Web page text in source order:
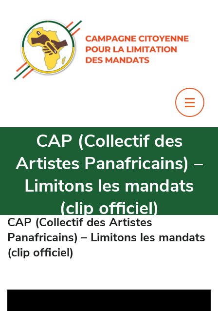
CAP (Collectif des
Artistes Panafricains) –
Limitons les mandats
(clip officiel)
CAP (Collectif des Artistes
Panafricains) – Limitons les mandats
(clip officiel)